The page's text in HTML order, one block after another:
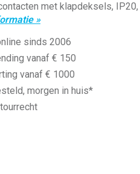
met klapdeksels, IP20,
»
sinds 2006
vanaf € 150
vanaf € 1000
morgen in huis*